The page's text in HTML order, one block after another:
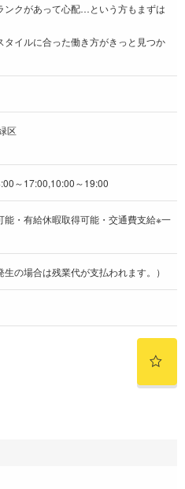
ンクがあって心配…という方もまずは
タイルに合った働き方がきっと見つか
区
～17:00,10:00～19:00
能・有給休暇取得可能・交通費支給※一
の場合は残業代が支払われます。）